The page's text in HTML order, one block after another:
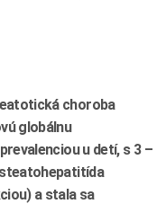
choroba
globálnu
u detí, s 3 –
a stala sa